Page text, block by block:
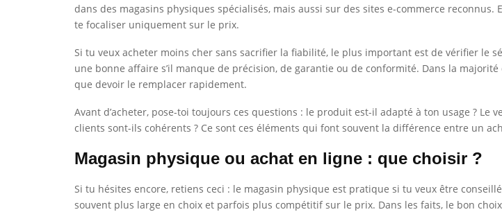
dans des magasins physiques spécialisés, mais aussi sur des sites e-commerce
te focaliser uniquement sur le prix.
Si tu veux acheter moins cher sans sacrifier la fiabilité, le plus important est de vérifier le
une bonne affaire s’il manque de précision, de garantie ou de conformité. Dans la
que devoir le remplacer rapidement.
Avant d’acheter, pose-toi toujours ces questions : le produit est-il adapté à ton usage ? Le
clients sont-ils cohérents ? Ce sont ces éléments qui font souvent la différence entre un
Magasin physique ou achat en ligne : que choisir ?
Si tu hésites encore, retiens ceci : le magasin physique est pratique si tu veux être
souvent plus large en choix et parfois plus compétitif sur le prix. Dans les faits, le bon